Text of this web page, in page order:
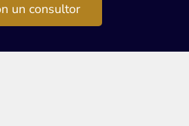
un consultor